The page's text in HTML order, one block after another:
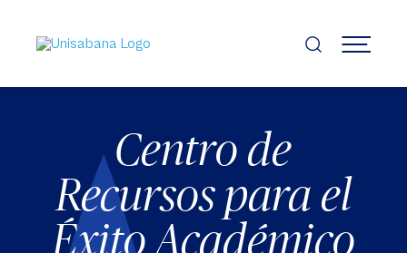
contenido
principal
MENÚ
Centro de
Recursos para el
Éxito Académico